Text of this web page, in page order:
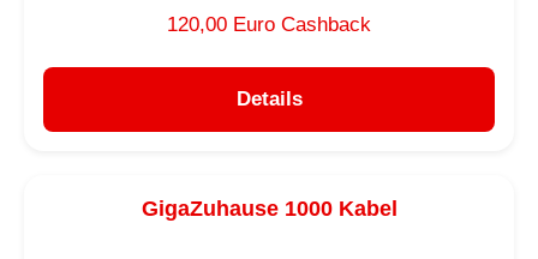
120,00 Euro Cashback
Details
GigaZuhause 1000 Kabel